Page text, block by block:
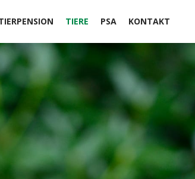
TIERE PSA KONTAKT